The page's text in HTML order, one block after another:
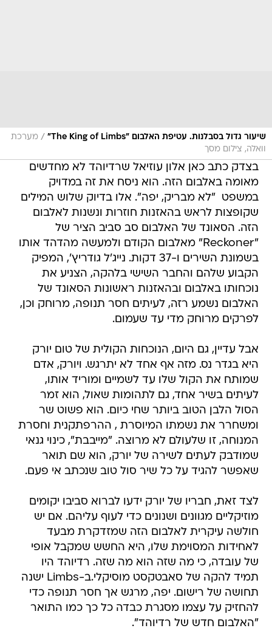
שיעור גדול בסבלנות. עטיפת האלבום "The King of Limbs" / מערכת
וואלה, צילום מסך
בצדק כתב כאן אלון עוזיאל שרדיוהד לא מחדשים
מאומה באלבום הזה. הוא ניסח את זה במדויק
במשפט  "לא מבריק, יפה". אלו בדיוק שלוש המילים
שקופצות לראש בהאזנות חוזרות ונשנות לאלבום
הזה. הסאונד של האלבום סב סביב הציר של
"Reckoner" מאלבום הקודם ולמעשה מהדהד אותו
בשמונת השירים ו-37 דקות. נייג'ל גודריץ', המפיק
הקבוע שלהם והחבר השישי בלהקה, הצניע את
נוכחותו באלבום ובהאזנות ראשונות הסאונד של
האלבום נשמע רזה, לעיתים חסר תנופה, מרוחק וכן,
לפרקים מרוחק מדי עד שעמום.
אבל עדיין, גם היום, הנוכחות הקולית של טום יורק
היא בגדר נס. מזה אף אחד לא יתרגש. ויורק, אדם
שמותח את הקול שלו עד לשמיים ומוריד אותו,
לעיתים בשיר אחד, גם לתהומות שאול, הוא זמר
הסול הלבן הטוב ביותר שחי כיום. הוא פשוט שר
ומשחרר את נשמתו המיוסרת , ההרפתקנית וחסרת
המנוחה, זו שלעולם לא מרוצה. "מייבבת", כינוי גנאי
שמודבק לעתים לשירה של יורק, הוא שם תואר
שאפשר להגיד על כל שיר סול טוב שנכתב אי פעם.
לצד זאת, חבריו של יורק ידעו לברוא סביבו יקומים
מוזיקליים מגוונים ושנונים כדי לעוף עליהם. אם יש
חולשה עיקרית לאלבום הזה שמזדקרת מבעד
לאחידות המסוימת שלו, היא החשש שמקבל אופי
של עובדה, כי מה שזה הוא מה שזה. רדיוהד היו
תמיד להקה של סאבטקסט מוסיקלי.ב-Limbs ישנה
תחושה של רישום. יפה, מרגש אך חסר תנופה כדי
להחזיק על עצמו מסגרת כבדה כל כך כמו התואר
"האלבום חדש של רדיוהד".